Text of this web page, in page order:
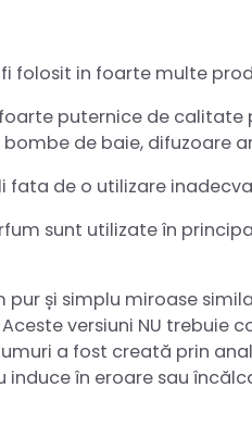
folosit in foarte multe
puternice de calitate
de baie, difuzoare
fata de o utilizare
sunt utilizate în
pur și simplu miroase
versiuni NU
a fost creată prin
induce în eroare sau